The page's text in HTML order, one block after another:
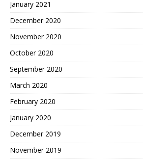
January 2021
December 2020
November 2020
October 2020
September 2020
March 2020
February 2020
January 2020
December 2019
November 2019